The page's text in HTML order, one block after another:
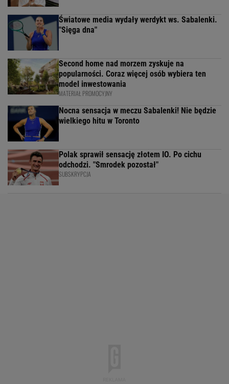
Światowe media wydały werdykt ws. Sabalenki.
"Sięga dna"
Second home nad morzem zyskuje na
popularności. Coraz więcej osób wybiera ten
model inwestowania
MATERIAŁ PROMOCYJNY
Nocna sensacja w meczu Sabalenki! Nie będzie
wielkiego hitu w Toronto
Polak sprawił sensację złotem IO. Po cichu
odchodzi. "Smrodek pozostał"
SUBSKRYPCJA